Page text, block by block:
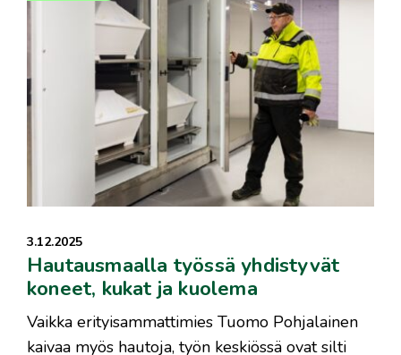
3.12.2025
Hautausmaalla työssä yhdistyvät
koneet, kukat ja kuolema
Vaikka erityisammattimies Tuomo Pohjalainen
kaivaa myös hautoja, työn keskiössä ovat silti